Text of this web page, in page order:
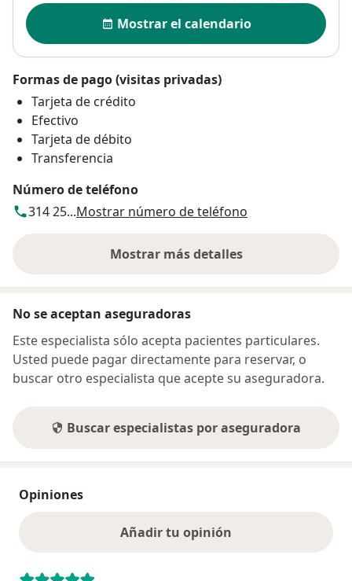
Disponibilidad
Mostrar el calendario
Formas de pago (visitas privadas)
Tarjeta de crédito
Efectivo
Tarjeta de débito
Transferencia
Número de teléfono
314 25...Mostrar número de teléfono
Mostrar más detalles
sobre la dirección
No se aceptan aseguradoras
Este especialista sólo acepta pacientes particulares.
Usted puede pagar directamente para reservar, o
buscar otro especialista que acepte su aseguradora.
Buscar especialistas por aseguradora
Opiniones
Añadir tu opinión